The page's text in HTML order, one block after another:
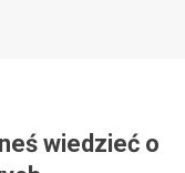
wiedzieć o